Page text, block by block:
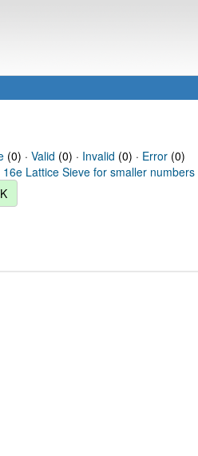
(0) · Valid (0) · Invalid (0) · Error(0)
16e Lattice Sieve for smaller numbers